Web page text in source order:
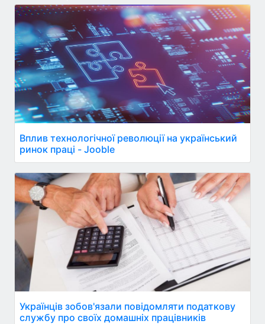
Вплив технологічної революції на український
ринок праці - Jooble
Українців зобов'язали повідомляти податкову
службу про своїх домашніх працівників